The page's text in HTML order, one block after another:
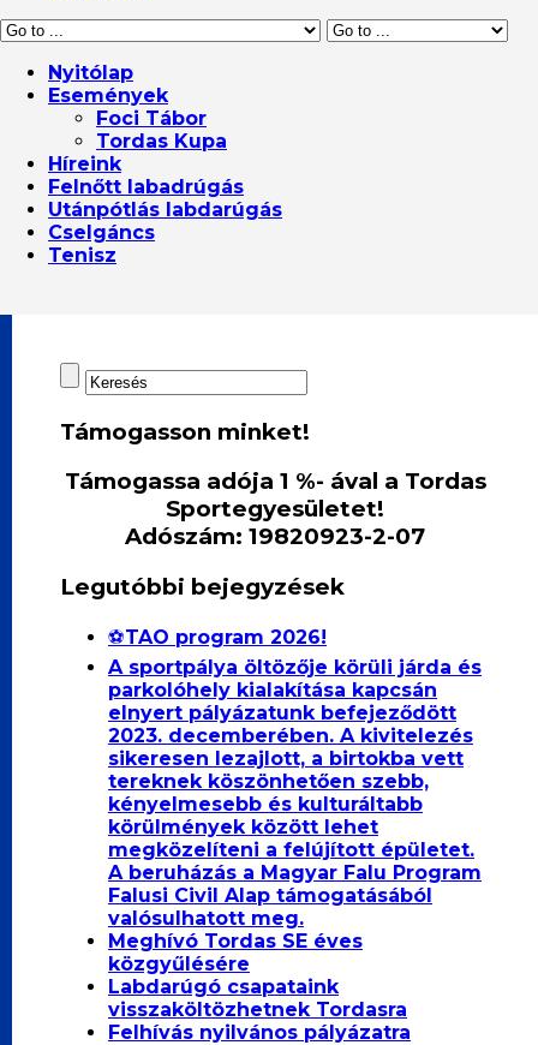
Nyitólap
Események
Foci Tábor
Tordas Kupa
Híreink
Felnőtt labadrúgás
Utánpótlás labdarúgás
Cselgáncs
Tenisz
Támogasson minket!
Támogassa adója 1 %- ával a Tordas
Sportegyesületet!
Adószám: 19820923-2-07
Legutóbbi bejegyzések
⚽️TAO program 2026!
A sportpálya öltözője körüli járda és
parkolóhely kialakítása kapcsán
elnyert pályázatunk befejeződött
2023. decemberében. A kivitelezés
sikeresen lezajlott, a birtokba vett
tereknek köszönhetően szebb,
kényelmesebb és kulturáltabb
körülmények között lehet
megközelíteni a felújított épületet.
A beruházás a Magyar Falu Program
Falusi Civil Alap támogatásából
valósulhatott meg.
Meghívó Tordas SE éves
közgyűlésére
Labdarúgó csapataink
visszaköltözhetnek Tordasra
Felhívás nyilvános pályázatra